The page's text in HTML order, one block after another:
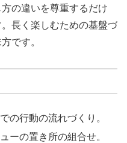
の違いを尊重するだけ
長く楽しむための基盤づ
です。
の行動の流れづくり。
ーの置き所の組合せ。